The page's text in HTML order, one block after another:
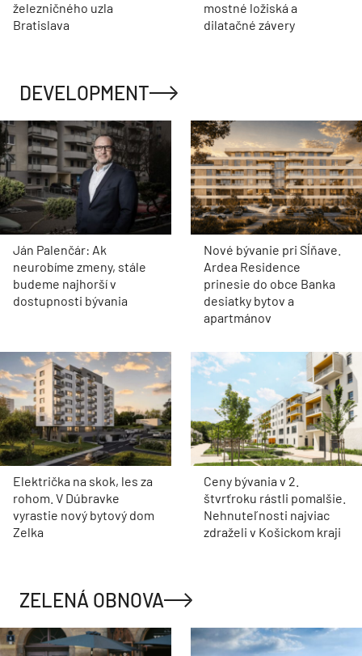
železničného uzla
Bratislava
mostné ložiská a
dilatačné závery
DEVELOPMENT
Ján Palenčár: Ak
neurobíme zmeny, stále
budeme najhorší v
dostupnosti bývania
Nové bývanie pri Sĺňave.
Ardea Residence
prinesie do obce Banka
desiatky bytov a
apartmánov
Električka na skok, les za
rohom. V Dúbravke
vyrastie nový bytový dom
Zelka
Ceny bývania v 2.
štvrťroku rástli pomalšie.
Nehnuteľnosti najviac
zdraželi v Košickom kraji
ZELENÁ OBNOVA